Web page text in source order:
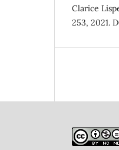
Clarice
253, 2021.